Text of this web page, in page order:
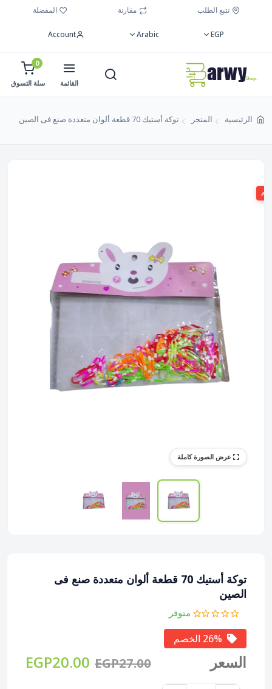
تتبع الطلب مقارنة المفضلة
EGP
Arabic
Account
القائمة
0
سلة التسوق
الرئيسية المتجر توكة أستيك 70 قطعة ألوان متعددة صنع فى الصين
توكة أستيك 70 قطعة ألوان متعددة صنع فى
الصين
متوفر
السعر EGP27.00
EGP20.00